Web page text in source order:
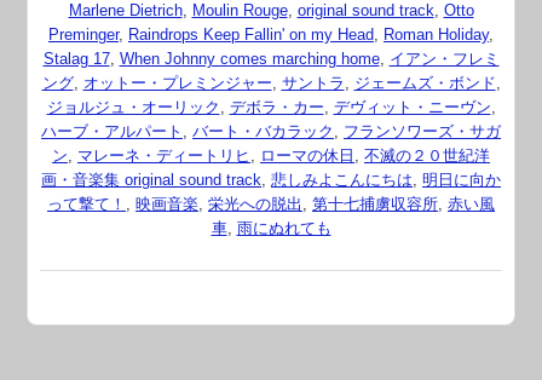
Marlene Dietrich, Moulin Rouge, original sound track, Otto
Preminger, Raindrops Keep Fallin' on my Head, Roman Holiday,
Stalag 17, When Johnny comes marching home, イアン・フレミ
ング, オットー・プレミンジャー, サントラ , ジェームズ・ボンド,
ジョルジュ・オーリック , デボラ・カー, デヴィット・ニーヴン,
ハーブ・アルパート , バート・バカラック , フランソワーズ・サガ
ン, マレーネ・ディートリヒ , ローマの休日 , 不滅の２０世紀洋
画・音楽集 original sound track, 悲しみよこんにちは, 明日に向か
って撃て！ , 映画音楽, 栄光への脱出 , 第十七捕虜収容所, 赤い風
車, 雨にぬれても